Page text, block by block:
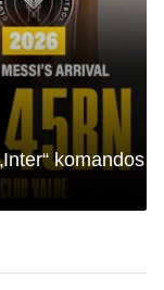
komandos